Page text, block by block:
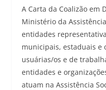
A Carta da Coalizão em
Ministério da
entidades
municipais, estaduais e
usuárias/os e de
entidades e
atuam na Assistência